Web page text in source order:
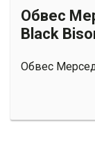
Обвес
Black
Обвес